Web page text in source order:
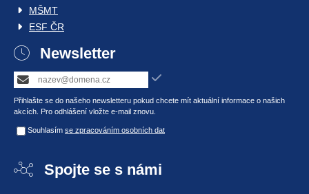
MŠMT
ESF ČR
Newsletter
Přihlašte se do našeho newsletteru pokud chcete mít aktuální informace o našich
akcích. Pro odhlášení vložte e-mail znovu.
Souhlasím se zpracováním osobních dat
Spojte se s námi